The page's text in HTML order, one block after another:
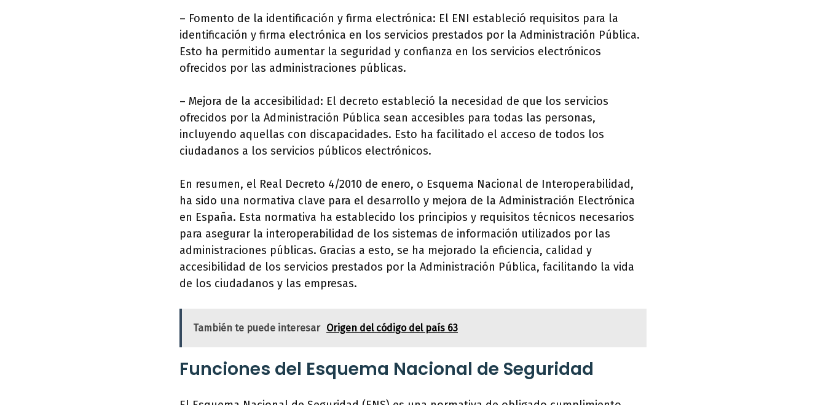
– Fomento de la identificación y firma electrónica: El ENI estableció requisitos para la
identificación y firma electrónica en los servicios prestados por la Administración Pública.
Esto ha permitido aumentar la seguridad y confianza en los servicios electrónicos
ofrecidos por las administraciones públicas.
– Mejora de la accesibilidad: El decreto estableció la necesidad de que los servicios
ofrecidos por la Administración Pública sean accesibles para todas las personas,
incluyendo aquellas con discapacidades. Esto ha facilitado el acceso de todos los
ciudadanos a los servicios públicos electrónicos.
En resumen, el Real Decreto 4/2010 de enero, o Esquema Nacional de Interoperabilidad,
ha sido una normativa clave para el desarrollo y mejora de la Administración Electrónica
en España. Esta normativa ha establecido los principios y requisitos técnicos necesarios
para asegurar la interoperabilidad de los sistemas de información utilizados por las
administraciones públicas. Gracias a esto, se ha mejorado la eficiencia, calidad y
accesibilidad de los servicios prestados por la Administración Pública, facilitando la vida
de los ciudadanos y las empresas.
También te puede interesar Origen del código del país 63
Funciones del Esquema Nacional de Seguridad